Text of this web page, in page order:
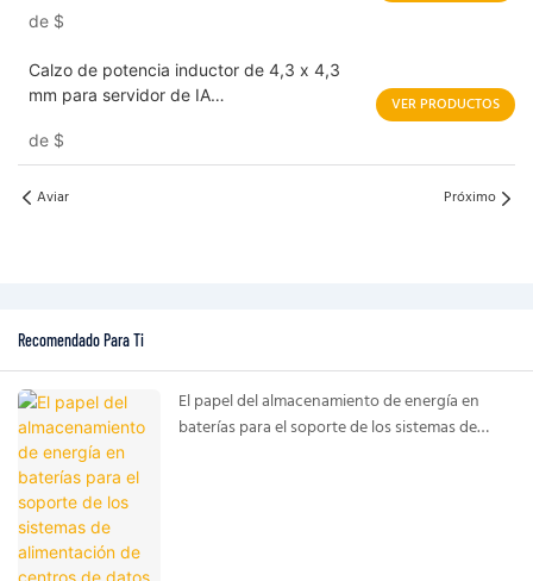
de $
Calzo de potencia inductor de 4,3 x 4,3
mm para servidor de IA
43T
de $
VER PRODUCTOS
Aviar Próximo
Recomendado Para Ti
El papel del almacenamiento de energía en
baterías para el soporte de los sistemas de